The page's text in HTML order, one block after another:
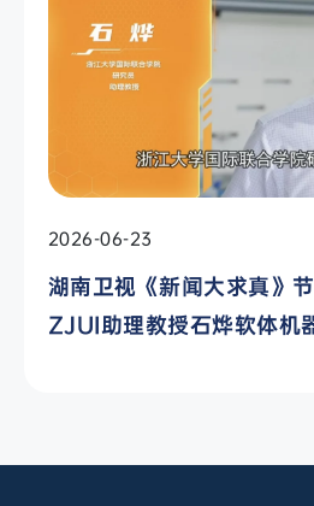
2026-06-23
湖南卫视《新闻大求真》
ZJUI助理教授石烨软体机